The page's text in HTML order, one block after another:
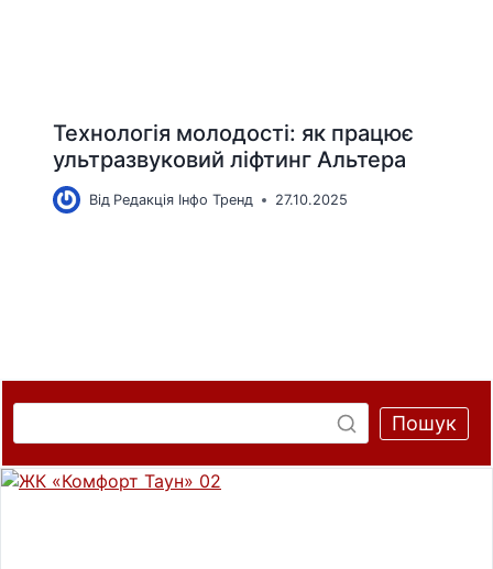
Технологія молодості: як працює
ультразвуковий ліфтинг Альтера
Від Редакція Інфо Тренд 27.10.2025
Пошук